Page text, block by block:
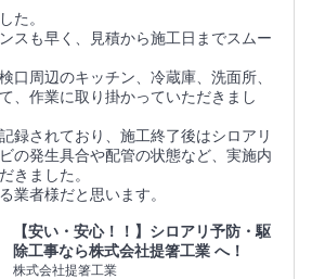
た。
スも早く、見積から施工日までスムー
口周辺のキッチン、冷蔵庫、洗面所、
、作業に取り掛かっていただきまし
録されており、施工終了後はシロアリ
の発生具合や配管の状態など、実施内
きました。
業者様だと思います。
【安い・安心！！】シロアリ予防・駆
除工事なら株式会社提箸工業 へ！
株式会社提箸工業